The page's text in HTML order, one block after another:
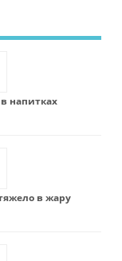
напитках
в жару